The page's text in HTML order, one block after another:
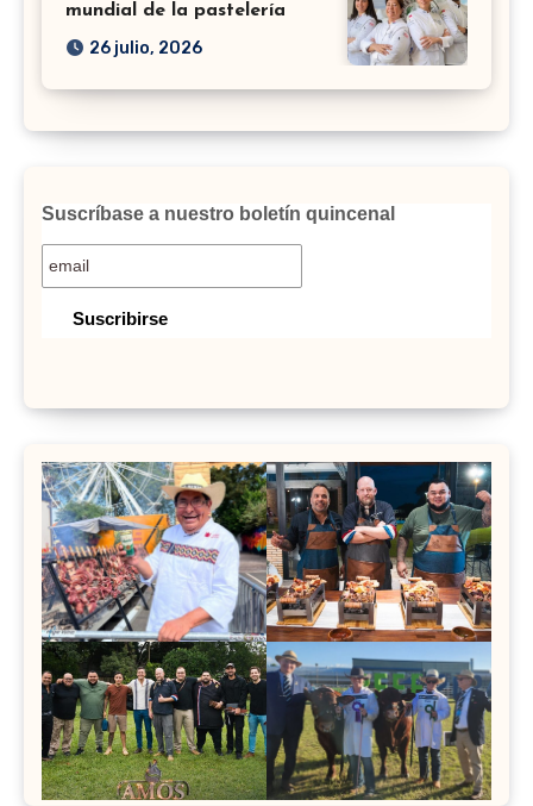
mundial de la pastelería
26 julio, 2026
Suscríbase a nuestro boletín quincenal